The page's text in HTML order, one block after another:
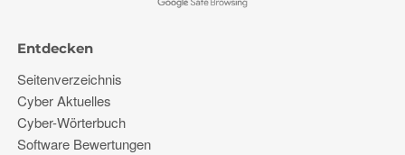
Entdecken
Seitenverzeichnis
Cyber ​​Aktuelles
Cyber-Wörterbuch
Software Bewertungen